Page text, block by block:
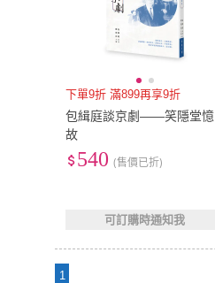
下單9折 滿899再享9折
包緝庭談京劇――笑隱堂憶
故
540 (售價已折)
可訂購時通知我
1